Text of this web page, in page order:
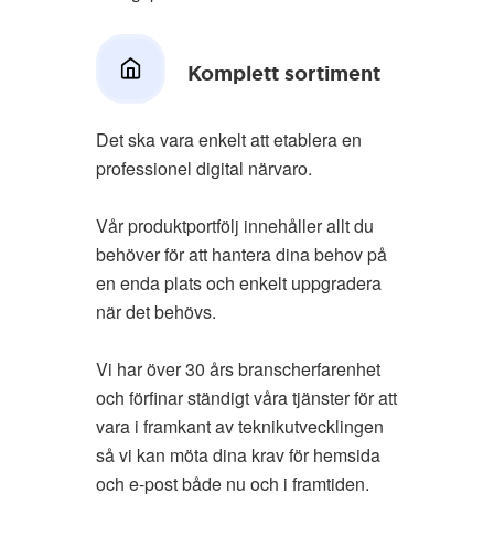
Komplett sortiment
Det ska vara enkelt att etablera en
professionel digital närvaro.
Vår produktportfölj innehåller allt du
behöver för att hantera dina behov på
en enda plats och enkelt uppgradera
när det behövs.
Vi har över 30 års branscherfarenhet
och förfinar ständigt våra tjänster för att
vara i framkant av teknikutvecklingen
så vi kan möta dina krav för hemsida
och e-post både nu och i framtiden.